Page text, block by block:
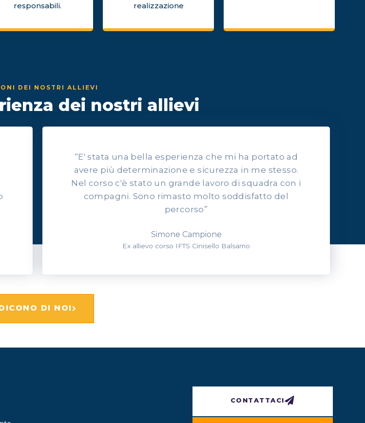
responsabili.
realizzazione
DEI NOSTRI ALLIEVI
dei nostri allievi
“E' stata una bella esperienza che mi ha portato ad
avere più determinazione e sicurezza in me stesso.
Nel corso c'è stato un grande lavoro di squadra con i
compagni. Sono rimasto molto soddisfatto del
percorso”
Simone Campione
Ex allievo corso IFTS Cinisello Balsamo
DI NOI
CONTATTACI